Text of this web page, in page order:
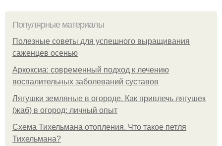
Популярные материалы
Полезные советы для успешного выращивания
саженцев осенью
Аркоксиа: современный подход к лечению
воспалительных заболеваний суставов
Лягушки земляные в огороде. Как привлечь лягушек
(жаб) в огород: личный опыт
Схема Тихельмана отопления. Что такое петля
Тихельмана?